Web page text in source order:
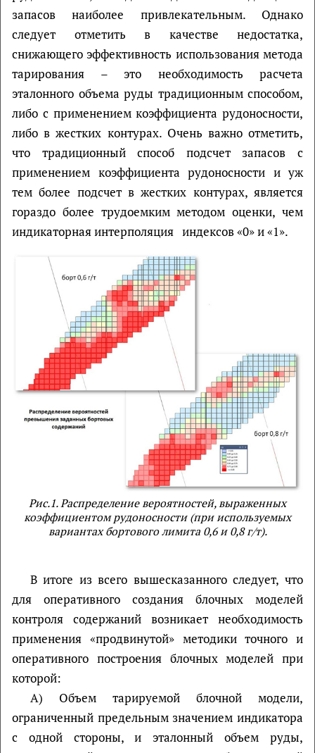
запасов наиболее привлекательным. Однако
следует отметить в качестве недостатка,
снижающего эффективность использования метода
тарирования – это необходимость расчета
эталонного объема руды традиционным способом,
либо с применением коэффициента рудоносности,
либо в жестких контурах. Очень важно отметить,
что традиционный способ подсчет запасов с
применением коэффициента рудоносности и уж
тем более подсчет в жестких контурах, является
гораздо более трудоемким методом оценки, чем
индикаторная интерполяция индексов «0» и «1».
Рис.1. Распределение вероятностей, выраженных
коэффициентом рудоносности (при используемых
вариантах бортового лимита 0,6 и 0,8 г/т).
В итоге из всего вышесказанного следует, что
для оперативного создания блочных моделей
контроля содержаний возникает необходимость
применения «продвинутой» методики точного и
оперативного построения блочных моделей при
которой:
А) Объем тарируемой блочной модели,
ограниченный предельным значением индикатора
с одной стороны, и эталонный объем руды,